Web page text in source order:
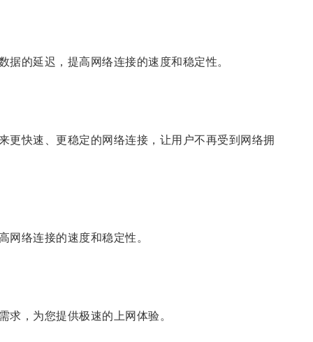
的延迟，提高网络连接的速度和稳定性。
快速、更稳定的网络连接，让用户不再受到网络拥
络连接的速度和稳定性。
，为您提供极速的上网体验。